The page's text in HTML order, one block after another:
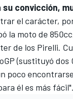
su convicción,
el carácter,
la moto de
de los Pirelli.
(sustituyó dos
poco
él es más fácil".